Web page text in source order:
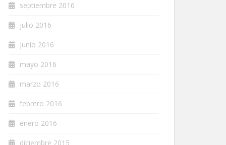
septiembre 2016
julio 2016
junio 2016
mayo 2016
marzo 2016
febrero 2016
enero 2016
diciembre 2015